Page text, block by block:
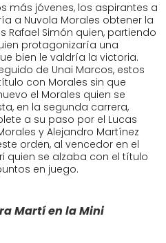
más jóvenes, los aspirantes a
a Nuvola Morales obtener la
Rafael Simón quien, partiendo
protagonizaría una
bien le valdría la victoria.
de Unai Marcos, estos
con Morales sin que
el Morales quien se
en la segunda carrera,
a su paso por el Lucas
y Alejandro Martínez
orden, al vencedor en el
quien se alzaba con el título
en juego.
Martí en la Mini